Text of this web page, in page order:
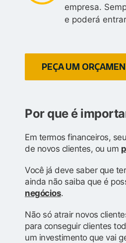
empresa.
e poderá
PEÇA UM
Por que é
Em termos financeiros,
de novos clientes, ou um
Você já deve saber que
ainda não saiba que é
negócios.
Não só atrair novos
para conseguir clientes
um investimento que vai